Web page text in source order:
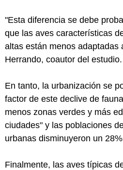
"Esta diferencia se debe
que las aves características
altas están menos adaptadas
Herrando, coautor del estudio.
En tanto, la urbanización se
factor de este declive de
menos zonas verdes y más
ciudades" y las poblaciones
urbanas disminuyeron un
Finalmente, las aves típicas